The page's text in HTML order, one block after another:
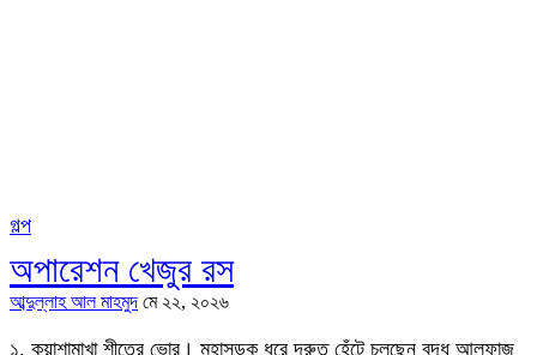
গল্প
অপারেশন খেজুর রস
আব্দুল্লাহ আল মাহমুদ মে ২২, ২০২৬
১. কুয়াশামাখা শীতের ভোর। মহাসড়ক ধরে দ্রুত হেঁটে চলছেন বৃদ্ধ আলফাজ